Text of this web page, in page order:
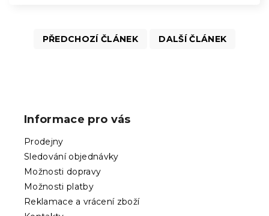
PŘEDCHOZÍ ČLÁNEK DALŠÍ ČLÁNEK
Informace pro vás
Prodejny
Sledování objednávky
Možnosti dopravy
Možnosti platby
Reklamace a vrácení zboží